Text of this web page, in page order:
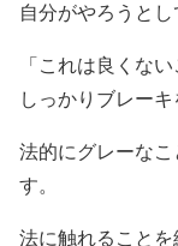
自分がやろうと
「これは良くな
しっかりブレー
法的にグレーな
す。
法に触れること